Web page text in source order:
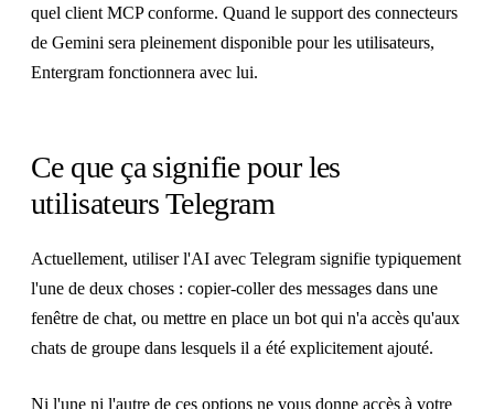
quel client MCP conforme. Quand le support des connecteurs
de Gemini sera pleinement disponible pour les utilisateurs,
Entergram fonctionnera avec lui.
Ce que ça signifie pour les
utilisateurs Telegram
Actuellement, utiliser l'AI avec Telegram signifie typiquement
l'une de deux choses : copier-coller des messages dans une
fenêtre de chat, ou mettre en place un bot qui n'a accès qu'aux
chats de groupe dans lesquels il a été explicitement ajouté.
Ni l'une ni l'autre de ces options ne vous donne accès à votre